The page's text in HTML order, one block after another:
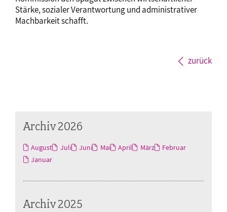
Stärke, sozialer Verantwortung und administrativer
Machbarkeit schafft.
zurück
Archiv 2026
August Juli Juni Mai April März
Februar
Januar
Archiv 2025